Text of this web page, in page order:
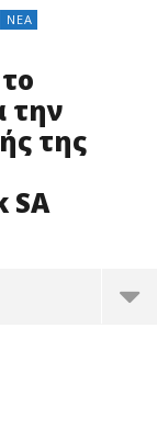
ΝΈΑ
την
της
SA